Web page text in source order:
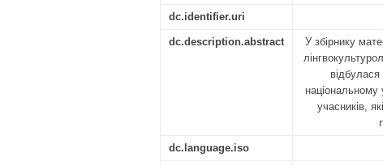
dc.identifier.uri
dc.description.abstract
У збірнику
національному
учасників,
dc.language.iso